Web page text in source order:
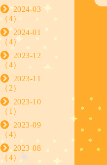
2024-03
（4）
2024-01
（4）
2023-12
（4）
2023-11
（2）
2023-10
（1）
2023-09
（4）
2023-08
（4）